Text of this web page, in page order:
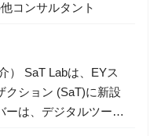
コンサルタント
） SaT Labは、EYス
クション (SaT)に新設
ーは、デジタルツー